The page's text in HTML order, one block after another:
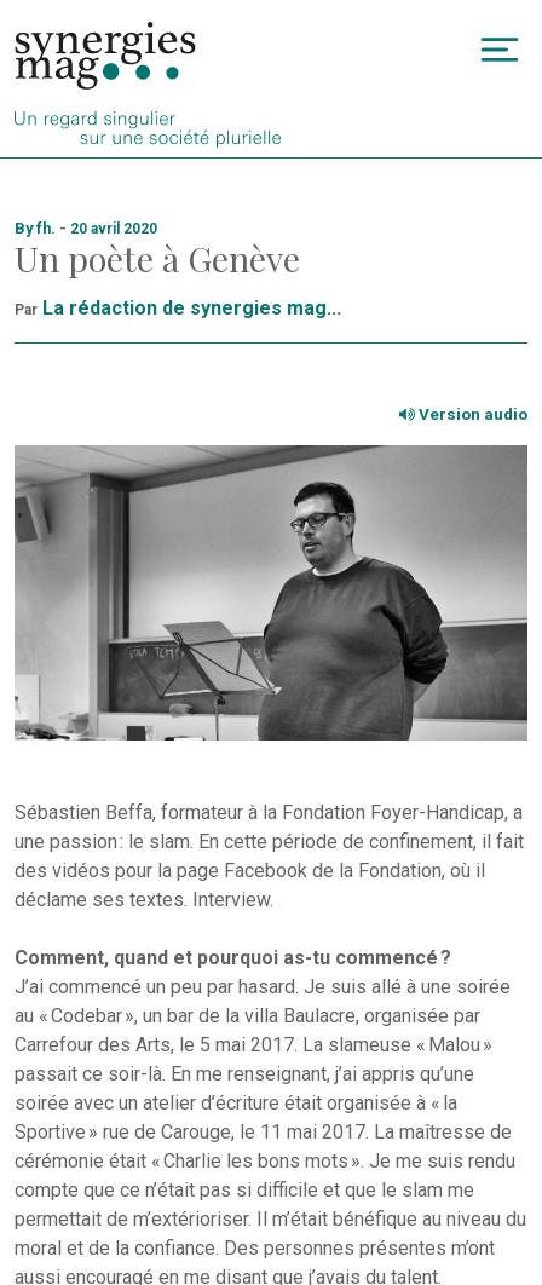
au
contenu
By fh. - 20 avril 2020
Un poète à Genève
Par La rédaction de synergies mag...
Version audio
Sébastien Beffa, formateur à la Fondation Foyer-Handicap, a
une passion : le slam. En cette période de confinement, il fait
des vidéos pour la page Facebook de la Fondation, où il
déclame ses textes. Interview.
Comment, quand et pourquoi as-tu commencé ?
J’ai commencé un peu par hasard. Je suis allé à une soirée
au « Codebar », un bar de la villa Baulacre, organisée par
Carrefour des Arts, le 5 mai 2017. La slameuse « Malou »
passait ce soir-là. En me renseignant, j’ai appris qu’une
soirée avec un atelier d’écriture était organisée à « la
Sportive » rue de Carouge, le 11 mai 2017. La maîtresse de
cérémonie était « Charlie les bons mots ». Je me suis rendu
compte que ce n’était pas si difficile et que le slam me
permettait de m’extérioriser. Il m’était bénéfique au niveau du
moral et de la confiance. Des personnes présentes m’ont
aussi encouragé en me disant que j’avais du talent.